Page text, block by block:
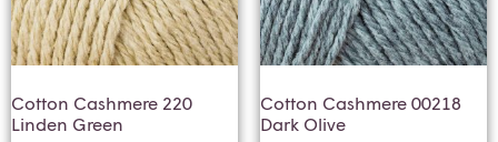
Cotton Cashmere 220
Linden Green
Cotton Cashmere 00218
Dark Olive